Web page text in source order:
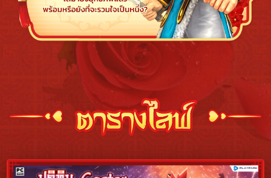
ตารางไลฟ์สด Caster Yulgang ประจำเดือน